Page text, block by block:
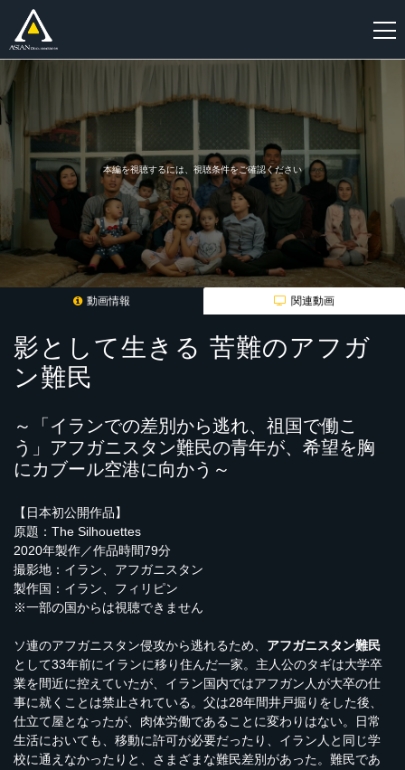
本編を視聴するには、視聴条件をご確認ください
動画情報 関連動画
影として生きる 苦難のアフガ
ン難民
～「イランでの差別から逃れ、祖国で働こ
う」アフガニスタン難民の青年が、希望を胸
にカブール空港に向かう～
【日本初公開作品】
原題：The Silhouettes
2020年製作／作品時間79分
撮影地：イラン、アフガニスタン
製作国：イラン、フィリピン
※一部の国からは視聴できません
ソ連のアフガニスタン侵攻から逃れるため、 アフガニスタン難民
として33年前にイランに移り住んだ一家。主人公のタギは大学卒
業を間近に控えていたが、イラン国内ではアフガン人が大卒の仕
事に就くことは禁止されている。父は28年間井戸掘りをした後、
仕立て屋となったが、肉体労働であることに変わりはない。日常
生活においても、移動に許可が必要だったり、イラン人と同じ学
校に通えなかったりと、さまざまな難民差別があった。難民であ